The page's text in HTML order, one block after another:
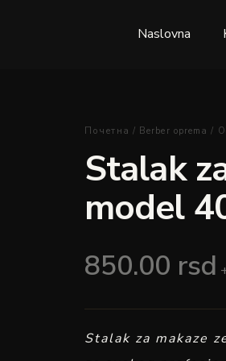
Naslovna
Почетна / Berber oprema /
Stalak
model
850.00 rsd
Stalak za makaze
Stalak
makaze
model